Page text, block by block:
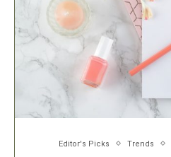
Editor's Picks Trends